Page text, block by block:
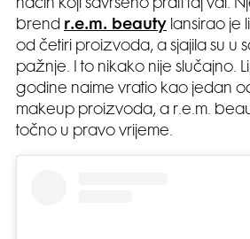
način koji savršeno prati taj val.
brend r.e.m. beauty lansirao je
od četiri proizvoda, a sjajila su u
pažnje. I to nikako nije slučajno.
godine naime vratio kao jedan
makeup proizvoda, a r.e.m.
točno u pravo vrijeme.